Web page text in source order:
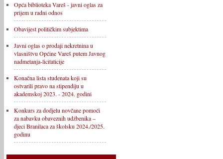
Opća biblioteka Vareš - javni oglas za
prijem u radni odnos
Obavijest političkim subjektima
Javni oglas o prodaji nekretnina u
vlasništvu Općine Vareš putem Javnog
nadmetanja-licitaticije
Konačna lista studenata koji su
ostvarili pravo na stipendiju u
akademskoj 2023. - 2024. godini
Konkurs za dodjelu novčane pomoći
za nabavku obaveznih udžbenika –
djeci Branilaca za školsku 2024./2025.
godinu